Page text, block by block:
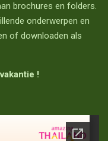
brochures en folders.
onderwerpen en
of downloaden als
!